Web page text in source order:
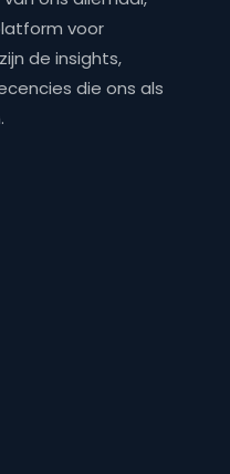
voor
de insights,
die ons als